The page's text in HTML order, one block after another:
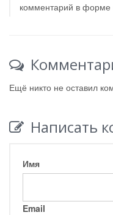
комментарий в форме
Ещё никто не оставил
Написать
Имя
Email